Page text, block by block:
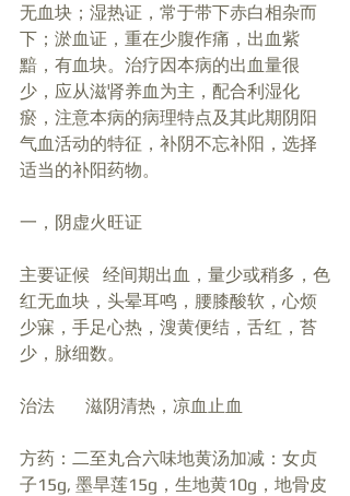
无血块；湿热证，常于带下赤白相杂而
下；淤血证，重在少腹作痛，出血紫
黯，有血块。治疗因本病的出血量很
少，应从滋肾养血为主，配合利湿化
瘀，注意本病的病理特点及其此期阴阳
气血活动的特征，补阴不忘补阳，选择
适当的补阳药物。
一，阴虚火旺证
主要证候   经间期出血，量少或稍多，色
红无血块，头晕耳鸣，腰膝酸软，心烦
少寐，手足心热，溲黄便结，舌红，苔
少，脉细数。
治法       滋阴清热，凉血止血
方药：二至丸合六味地黄汤加减：女贞
子15g, 墨旱莲15g，生地黄10g，地骨皮